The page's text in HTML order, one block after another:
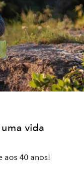
vida
aos 40 anos!